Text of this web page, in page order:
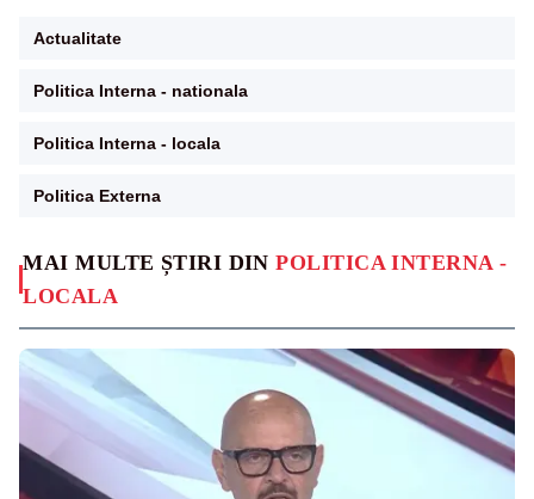
MAI MULTE ȘTIRI DINPOLITICA INTERNA -
LOCALA
Actualitate
Politica Interna - nationala
Politica Interna - locala
Politica Externa